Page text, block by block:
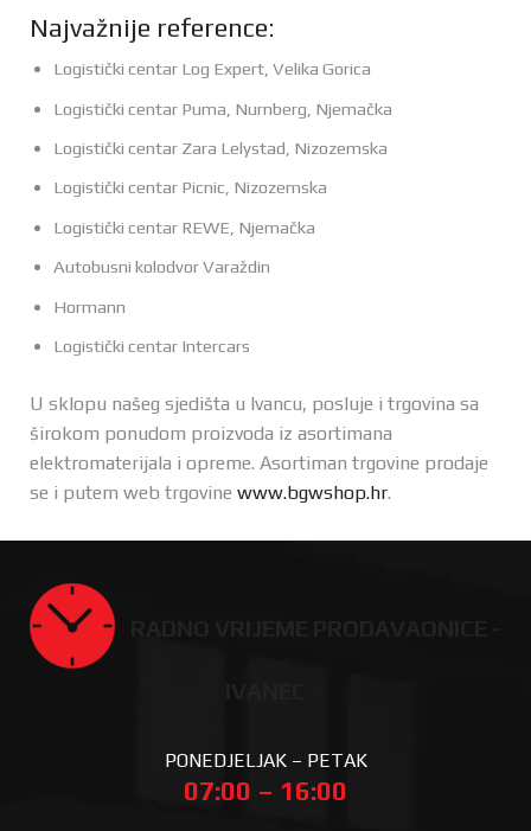
Najvažnije reference:
Logistički centar Log Expert, Velika Gorica
Logistički centar Puma, Nurnberg, Njemačka
Logistički centar Zara Lelystad, Nizozemska
Logistički centar Picnic, Nizozemska
Logistički centar REWE, Njemačka
Autobusni kolodvor Varaždin
Hormann
Logistički centar Intercars
U sklopu našeg sjedišta u Ivancu, posluje i trgovina sa
širokom ponudom proizvoda iz asortimana
elektromaterijala i opreme. Asortiman trgovine prodaje
se i putem web trgovine www.bgwshop.hr.
PONEDJELJAK – PETAK
07:00 – 16:00